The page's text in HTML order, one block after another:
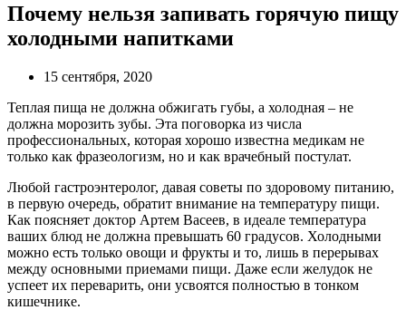
Почему нельзя запивать горячую пищу
холодными напитками
15 сентября, 2020
Теплая пища не должна обжигать губы, а холодная – не
должна морозить зубы. Эта поговорка из числа
профессиональных, которая хорошо известна медикам не
только как фразеологизм, но и как врачебный постулат.
Любой гастроэнтеролог, давая советы по здоровому питанию,
в первую очередь, обратит внимание на температуру пищи.
Как поясняет доктор Артем Васеев, в идеале температура
ваших блюд не должна превышать 60 градусов. Холодными
можно есть только овощи и фрукты и то, лишь в перерывах
между основными приемами пищи. Даже если желудок не
успеет их переварить, они усвоятся полностью в тонком
кишечнике.